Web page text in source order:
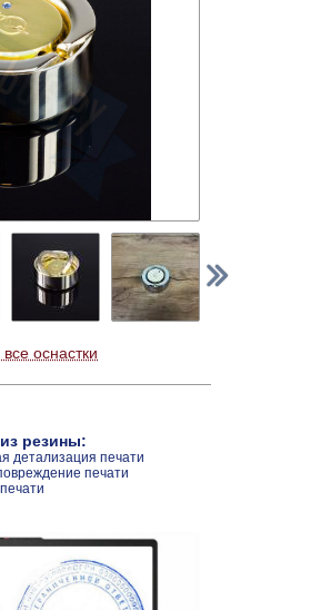
оснастки
резины:
детализация печати
печати